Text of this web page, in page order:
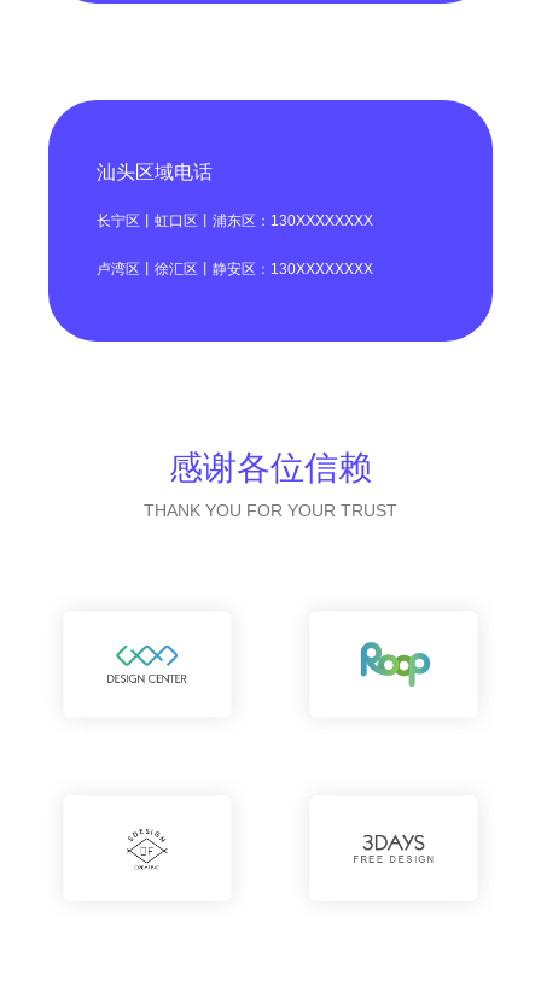
汕头区域电话
长宁区丨虹口区丨浦东区：130XXXXXXXX
卢湾区丨徐汇区丨静安区：130XXXXXXXX
感谢各位信赖
THANK YOU FOR YOUR TRUST